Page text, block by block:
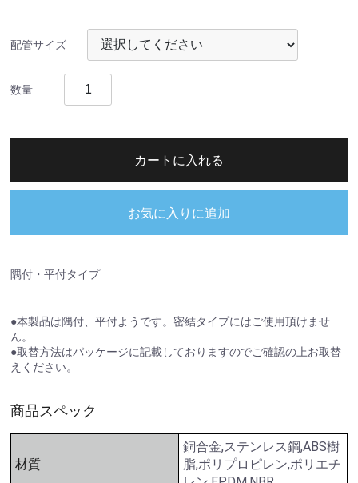
配管サイズ
数量
カートに入れる
お気に入りに追加
隅付・平付タイプ
●本製品は隅付、平付ようです。密結タイプにはご使用頂けませ
ん。
●取替方法はパッケージに記載しておりますのでご確認の上お取替
えください。
商品スペック
材質
銅合金,ステンレス鋼,ABS樹
脂,ポリプロピレン,ポリエチ